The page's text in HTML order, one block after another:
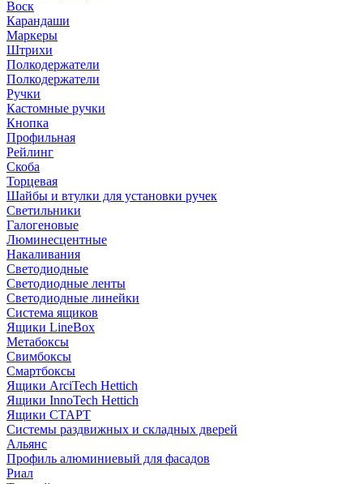
Воск
Карандаши
Маркеры
Штрихи
Полкодержатели
Полкодержатели
Ручки
Кастомные ручки
Кнопка
Профильная
Рейлинг
Скоба
Торцевая
Шайбы и втулки для установки ручек
Светильники
Галогеновые
Люминесцентные
Накаливания
Светодиодные
Светодиодные ленты
Светодиодные линейки
Система ящиков
Ящики LineBox
Метабоксы
Свимбоксы
Смартбоксы
Ящики ArciTech Hettich
Ящики InnoTech Hettich
Ящики СТАРТ
Системы раздвижных и складных дверей
Альянс
Профиль алюминиевый для фасадов
Риал